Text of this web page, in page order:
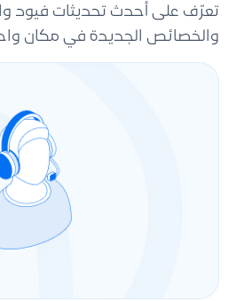
تعرّف على أحدث تحديثات فيود
والخصائص الجديدة في مكان